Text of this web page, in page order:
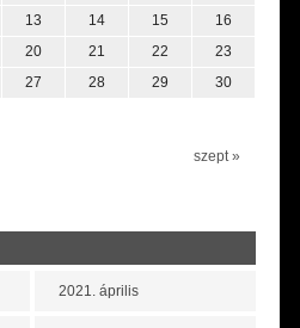
szept »
13 14 15
16
20 21 22
23
27 28 29
30
2021. április